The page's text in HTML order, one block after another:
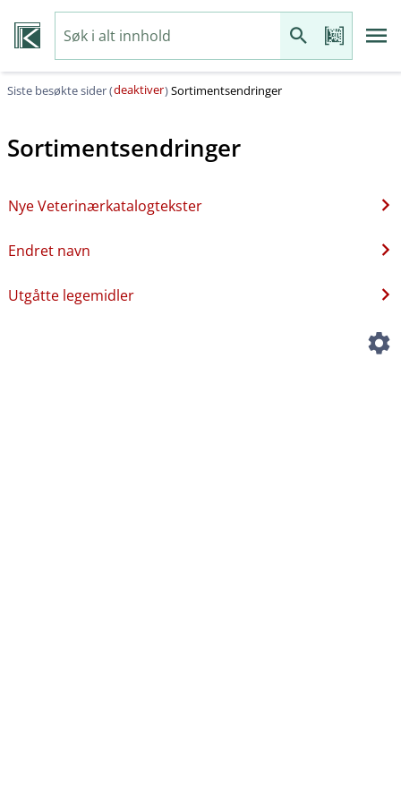
Siste besøkte sider (deaktiver)Sortimentsendringer
Sortimentsendringer
Nye Veterinærkatalogtekster
Endret navn
Utgåtte legemidler